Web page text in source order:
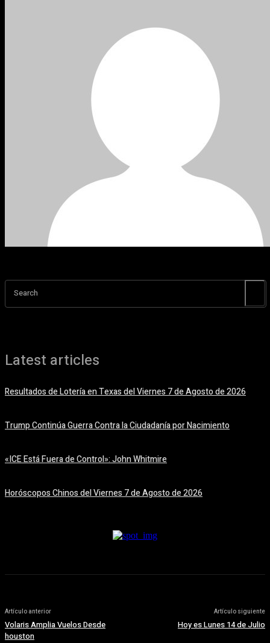
Search
Latest articles
Resultados de Lotería en Texas del Viernes 7 de Agosto de 2026
Trump Continúa Guerra Contra la Ciudadanía por Nacimiento
«ICE Está Fuera de Control»: John Whitmire
Horóscopos Chinos del Viernes 7 de Agosto de 2026
Artículo anterior
Volaris Amplia Vuelos Desde
houston
Artículo siguiente
Hoy es Lunes 14 de Julio